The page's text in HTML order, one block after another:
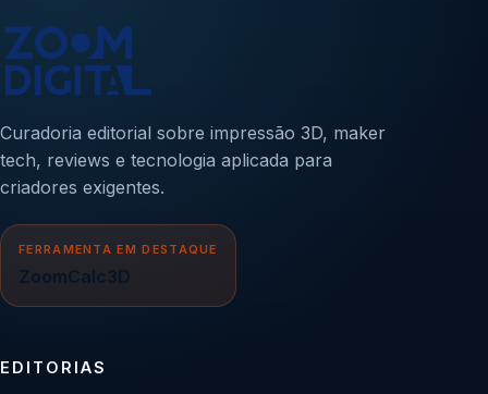
Curadoria editorial sobre impressão 3D, maker
tech, reviews e tecnologia aplicada para
criadores exigentes.
FERRAMENTA EM DESTAQUE
ZoomCalc3D
EDITORIAS